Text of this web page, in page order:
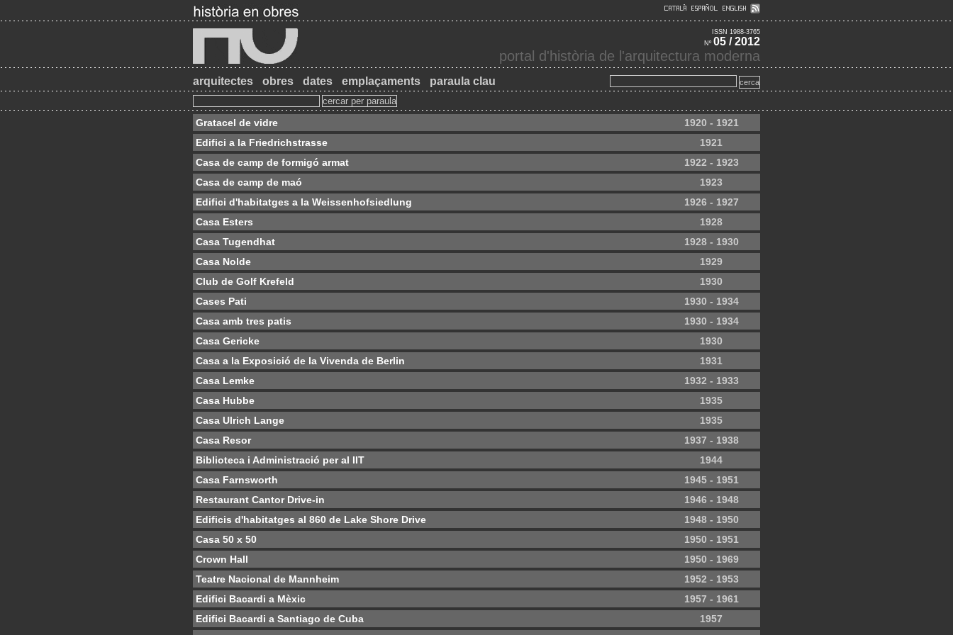
ISSN 1988-3765
Nº 05 / 2012
portal d'història de l'arquitectura moderna
arquitectes obres dates emplaçaments paraula clau
Gratacel de vidre
1920 - 1921
Edifici a la Friedrichstrasse
1921
Casa de camp de formigó armat
1922 - 1923
Casa de camp de maó
1923
Edifici d'habitatges a la Weissenhofsiedlung
1926 - 1927
Casa Esters
1928
Casa Tugendhat
1928 - 1930
Casa Nolde
1929
Club de Golf Krefeld
1930
Cases Pati
1930 - 1934
Casa amb tres patis
1930 - 1934
Casa Gericke
1930
Casa a la Exposició de la Vivenda de Berlin
1931
Casa Lemke
1932 - 1933
Casa Hubbe
1935
Casa Ulrich Lange
1935
Casa Resor
1937 - 1938
Biblioteca i Administració per al IIT
1944
Casa Farnsworth
1945 - 1951
Restaurant Cantor Drive-in
1946 - 1948
Edificis d'habitatges al 860 de Lake Shore Drive
1948 - 1950
Casa 50 x 50
1950 - 1951
Crown Hall
1950 - 1969
Teatre Nacional de Mannheim
1952 - 1953
Edifici Bacardi a Mèxic
1957 - 1961
Edifici Bacardi a Santiago de Cuba
1957